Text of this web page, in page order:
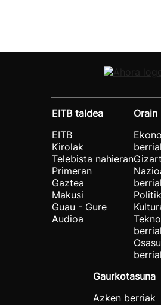
EITB taldea
EITB
Kirolak
Telebista nahieran
Primeran
Gaztea
Makusi
Guau - Gure
Audioa
Orain
Gaurkotasuna
Azken berriak